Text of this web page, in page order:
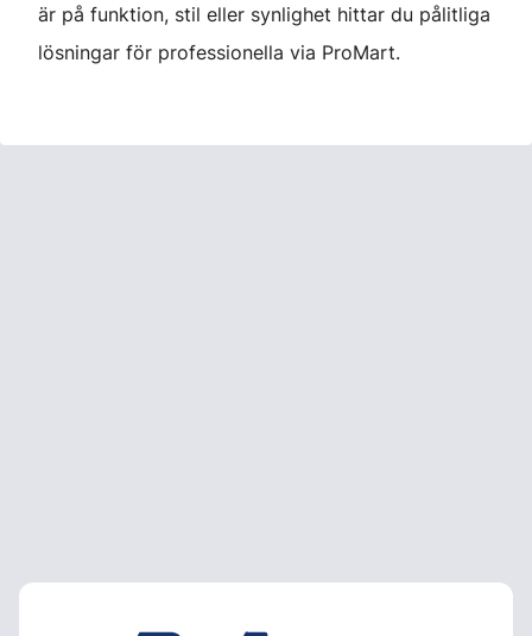
är på funktion, stil eller synlighet hittar du pålitliga
lösningar för professionella via ProMart.